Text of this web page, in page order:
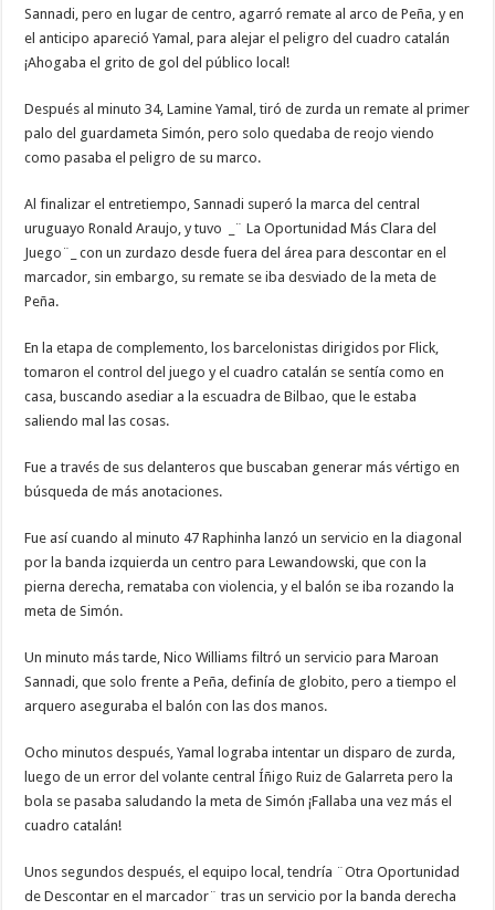
Sannadi, pero en lugar de centro, agarró remate al arco de Peña, y en
el anticipo apareció Yamal, para alejar el peligro del cuadro catalán
¡Ahogaba el grito de gol del público local!
Después al minuto 34, Lamine Yamal, tiró de zurda un remate al primer
palo del guardameta Simón, pero solo quedaba de reojo viendo
como pasaba el peligro de su marco.
Al finalizar el entretiempo, Sannadi superó la marca del central
uruguayo Ronald Araujo, y tuvo _¨ La Oportunidad Más Clara del
Juego¨_ con un zurdazo desde fuera del área para descontar en el
marcador, sin embargo, su remate se iba desviado de la meta de
Peña.
En la etapa de complemento, los barcelonistas dirigidos por Flick,
tomaron el control del juego y el cuadro catalán se sentía como en
casa, buscando asediar a la escuadra de Bilbao, que le estaba
saliendo mal las cosas.
Fue a través de sus delanteros que buscaban generar más vértigo en
búsqueda de más anotaciones.
Fue así cuando al minuto 47 Raphinha lanzó un servicio en la diagonal
por la banda izquierda un centro para Lewandowski, que con la
pierna derecha, remataba con violencia, y el balón se iba rozando la
meta de Simón.
Un minuto más tarde, Nico Williams filtró un servicio para Maroan
Sannadi, que solo frente a Peña, definía de globito, pero a tiempo el
arquero aseguraba el balón con las dos manos.
Ocho minutos después, Yamal lograba intentar un disparo de zurda,
luego de un error del volante central Íñigo Ruiz de Galarreta pero la
bola se pasaba saludando la meta de Simón ¡Fallaba una vez más el
cuadro catalán!
Unos segundos después, el equipo local, tendría ¨Otra Oportunidad
de Descontar en el marcador¨ tras un servicio por la banda derecha